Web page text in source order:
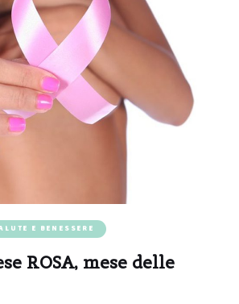
E BENESSERE
ROSA, mese delle